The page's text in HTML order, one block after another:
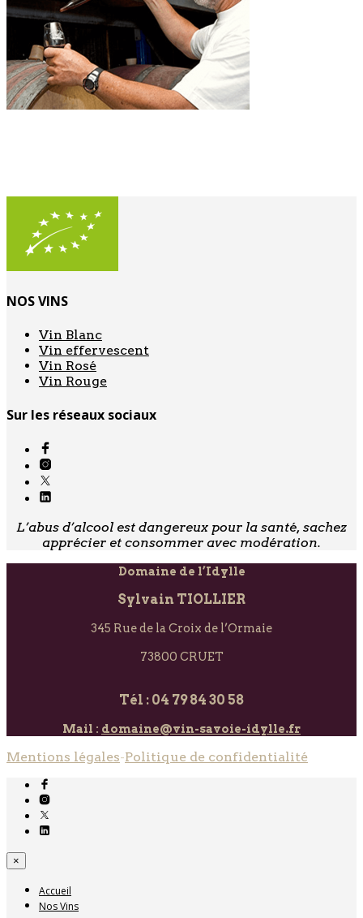
NOS VINS
Vin Blanc
Vin effervescent
Vin Rosé
Vin Rouge
Sur les réseaux sociaux
L’abus d’alcool est dangereux pour la santé, sachez
apprécier et consommer avec modération.
Domaine de l’Idylle
Sylvain TIOLLIER
345 Rue de la Croix de l’Ormaie
73800 CRUET
Tél : 04 79 84 30 58
Mail : domaine@vin-savoie-idylle.fr
Mentions légales-Politique de confidentialité
×
Accueil
Nos Vins